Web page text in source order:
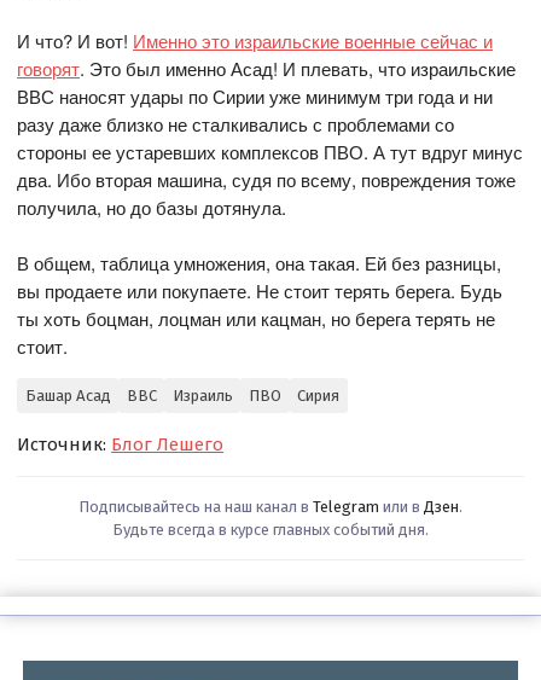
И что? И вот! Именно это израильские военные сейчас и
говорят. Это был именно Асад! И плевать, что израильские
ВВС наносят удары по Сирии уже минимум три года и ни
разу даже близко не сталкивались с проблемами со
стороны ее устаревших комплексов ПВО. А тут вдруг минус
два. Ибо вторая машина, судя по всему, повреждения тоже
получила, но до базы дотянула.
В общем, таблица умножения, она такая. Ей без разницы,
вы продаете или покупаете. Не стоит терять берега. Будь
ты хоть боцман, лоцман или кацман, но берега терять не
стоит.
Башар Асад ВВС Израиль ПВО Сирия
Источник: Блог Лешего
Подписывайтесь на наш канал в Telegram или в Дзен.
Будьте всегда в курсе главных событий дня.